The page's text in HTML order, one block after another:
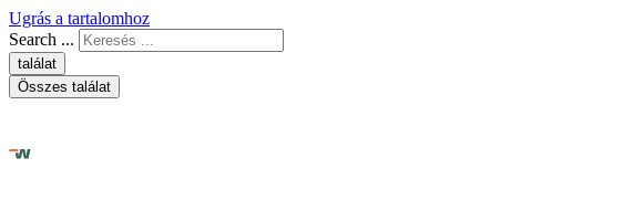
Ugrás a tartalomhoz
Search ...
találat
Összes találat